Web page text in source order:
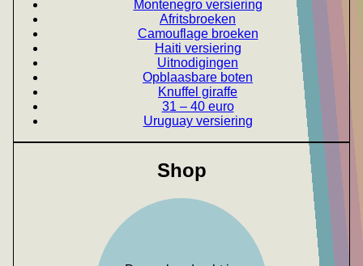
Montenegro versiering
Afritsbroeken
Camouflage broeken
Haiti versiering
Uitnodigingen
Opblaasbare boten
Knuffel giraffe
31 – 40 euro
Uruguay versiering
Shop